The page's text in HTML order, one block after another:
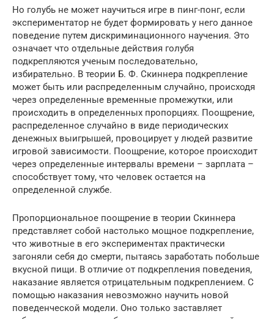
Но голубь не может научиться игре в пинг-понг, если
экспериментатор не будет формировать у него данное
поведение путем дискриминационного научения. Это
означает что отдельные действия голубя
подкрепляются ученым последовательно,
избирательно. В теории Б. Ф. Скиннера подкрепление
может быть или распределенным случайно, происходя
через определенные временные промежутки, или
происходить в определенных пропорциях. Поощрение,
распределенное случайно в виде периодических
денежных выигрышей, провоцирует у людей развитие
игровой зависимости. Поощрение, которое происходит
через определенные интервалы времени – зарплата –
способствует тому, что человек остается на
определенной службе.
Пропорциональное поощрение в теории Скиннера
представляет собой настолько мощное подкрепление,
что животные в его экспериментах практически
загоняли себя до смерти, пытаясь заработать побольше
вкусной пищи. В отличие от подкрепления поведения,
наказание является отрицательным подкреплением. С
помощью наказания невозможно научить новой
поведенческой модели. Оно только заставляет